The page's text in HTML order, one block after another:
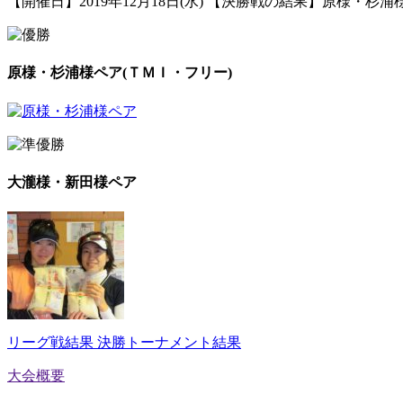
原様・杉浦様ペア(ＴＭＩ・フリー)
大瀧様・新田様ペア
リーグ戦結果 決勝トーナメント結果
大会概要